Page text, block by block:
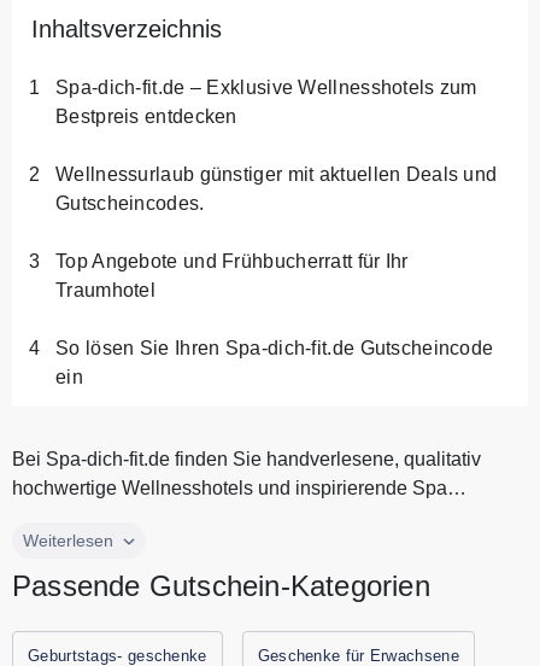
Inhaltsverzeichnis
Spa-dich-fit.de – Exklusive Wellnesshotels zum
Bestpreis entdecken
Wellnessurlaub günstiger mit aktuellen Deals und
Gutscheincodes.
Top Angebote und Frühbucherratt für Ihr
Traumhotel
So lösen Sie Ihren Spa-dich-fit.de Gutscheincode
ein
Bei Spa-dich-fit.de finden Sie handverlesene, qualitativ
hochwertige Wellnesshotels und inspirierende Spa
Bei Spa-dich-fit.de finden Sie handverlesene, qualitativ
Angebote für Ihren nächsten Wellnessurlaub, vom relaxten
Profitieren Sie von Bestpreis Garantie, flexiblen Vorteilen
Weiterlesen
Passende Gutschein-Kategorien
Geburtstags- geschenke Geschenke für Erwachsene